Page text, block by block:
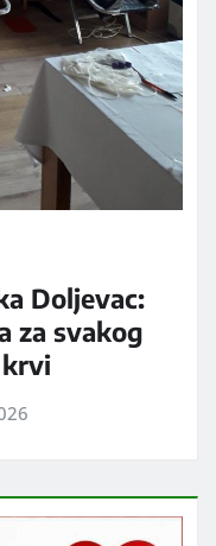
Doljevac:
za svakog